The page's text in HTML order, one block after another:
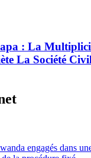
: La
La Société